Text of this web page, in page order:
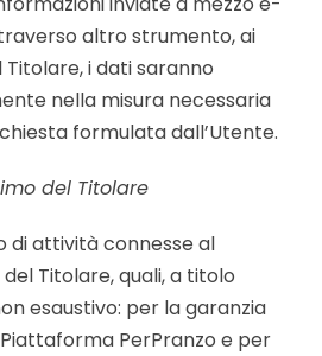
altro strumento, ai
i dati saranno
nella misura necessaria
formulata dall’Utente.
del Titolare
di attività connesse al
Titolare, quali, a titolo
esaustivo: per la garanzia
PerPranzo e per